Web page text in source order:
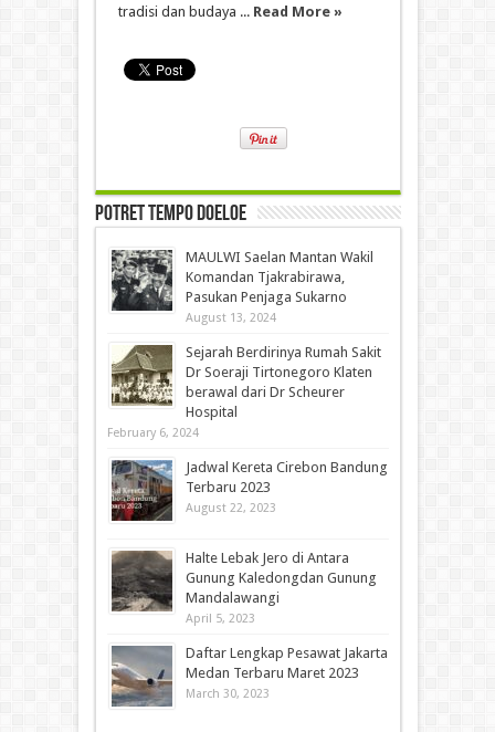
tradisi dan budaya ... Read More »
Potret Tempo Doeloe
MAULWI Saelan Mantan Wakil
Komandan Tjakrabirawa,
Pasukan Penjaga Sukarno
August 13, 2024
Sejarah Berdirinya Rumah Sakit
Dr Soeraji Tirtonegoro Klaten
berawal dari Dr Scheurer
Hospital
February 6, 2024
Jadwal Kereta Cirebon Bandung
Terbaru 2023
August 22, 2023
Halte Lebak Jero di Antara
Gunung Kaledongdan Gunung
Mandalawangi
April 5, 2023
Daftar Lengkap Pesawat Jakarta
Medan Terbaru Maret 2023
March 30, 2023